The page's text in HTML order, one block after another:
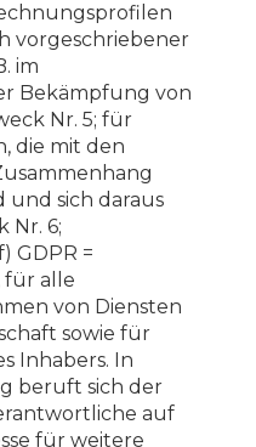
vorgeschriebener
im
Bekämpfung von
Nr. 5; für
die mit den
und sich daraus
Nr. 6;
GDPR =
für alle
von Diensten
sowie für
Inhabers. In
beruft sich der
auf
für weitere